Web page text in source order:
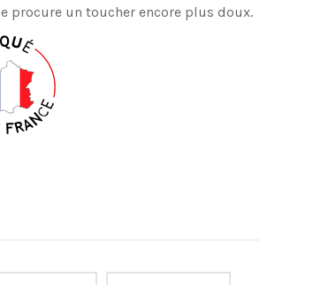
procure un toucher encore plus doux.